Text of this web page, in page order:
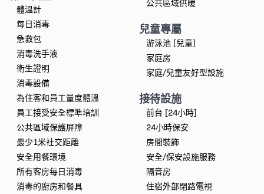
體溫計
每日消毒
急救包
消毒洗手液
衛生證明
消毒設備
為住客和員工量度體溫
員工接受安全標準培訓
公共區域保護屏障
最少1米社交距離
安全用餐環境
所有客房每日消毒
消毒的廚房和餐具
公共區域供暖
兒童專屬
游泳池 [兒童]
家庭房
家庭/兒童友好型設施
接待設施
前台 [24小時]
24小時保安
房間裝飾
安全/保安設施服務
隔音房
住宿外部閉路電視